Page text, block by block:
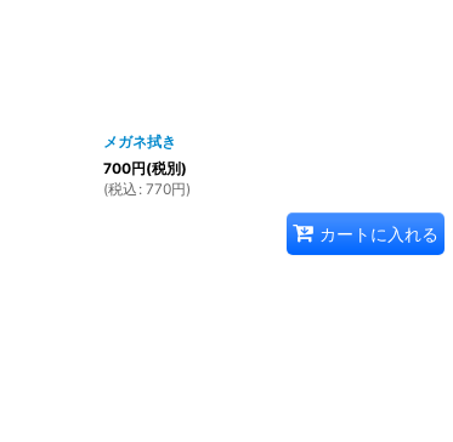
メガネ拭き
700円(税別)
(税込 : 770円)
カートに入れる